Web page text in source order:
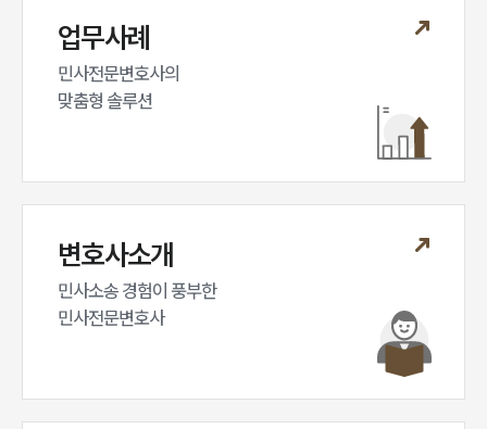
업무사례
민사전문변호사의
맞춤형 솔루션
변호사소개
민사소송 경험이 풍부한
민사전문변호사